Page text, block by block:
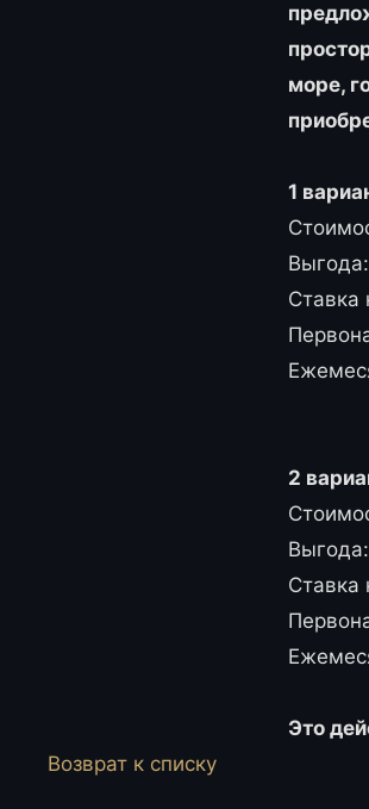
море,
1
Выгода:
Ставка
2
Выгода:
Ставка
Это
Возврат к списку